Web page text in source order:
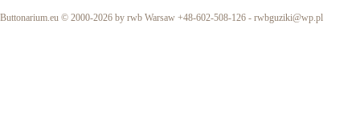
Buttonarium.eu © 2000-2026 by rwb Warsaw +48-602-508-126 - rwbguziki@wp.pl